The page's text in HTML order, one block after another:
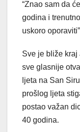
“Znao sam da
godina i
uskoro
Sve je bliže kraj
sve glasnije
ljeta na San
prošlog ljeta
postao važan
40 godina.